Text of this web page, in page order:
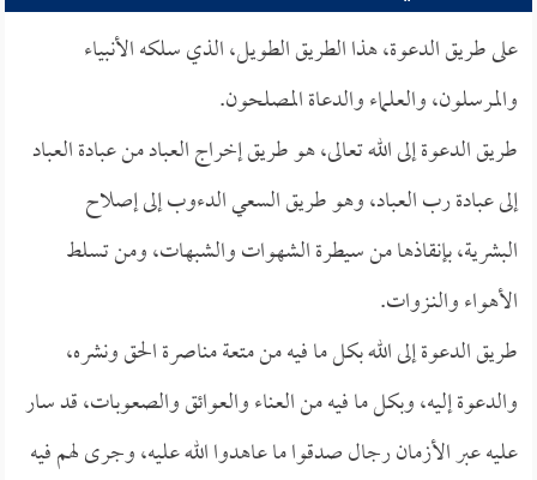
على طريق الدعوة، هذا الطريق الطويل، الذي سلكه الأنبياء
والمرسلون، والعلماء والدعاة المصلحون.
طريق الدعوة إلى الله تعالى، هو طريق إخراج العباد من عبادة العباد
إلى عبادة رب العباد، وهو طريق السعي الدءوب إلى إصلاح
البشرية، بإنقاذها من سيطرة الشهوات والشبهات، ومن تسلط
الأهواء والنـزوات.
طريق الدعوة إلى الله بكل ما فيه من متعة مناصرة الحق ونشره،
والدعوة إليه، وبكل ما فيه من العناء والعوائق والصعوبات، قد سار
عليه عبر الأزمان رجال صدقوا ما عاهدوا الله عليه، وجرى لهم فيه